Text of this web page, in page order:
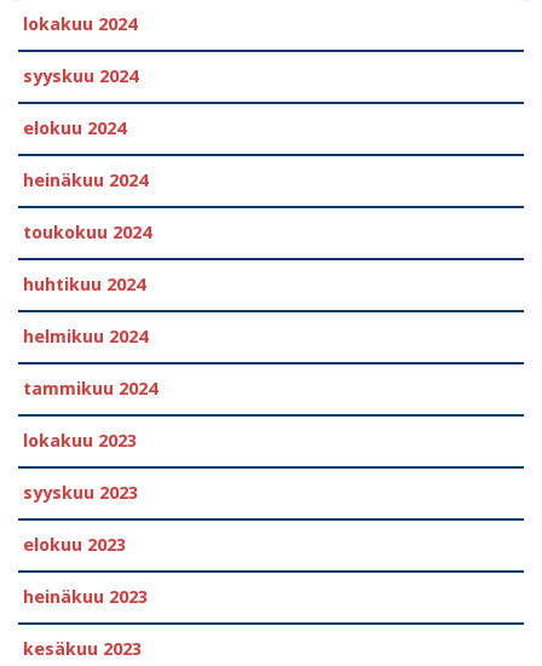
lokakuu 2024
syyskuu 2024
elokuu 2024
heinäkuu 2024
toukokuu 2024
huhtikuu 2024
helmikuu 2024
tammikuu 2024
lokakuu 2023
syyskuu 2023
elokuu 2023
heinäkuu 2023
kesäkuu 2023